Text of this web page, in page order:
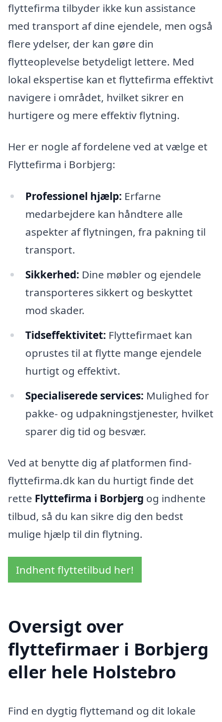
flyttefirma tilbyder ikke kun assistance
med transport af dine ejendele, men også
flere ydelser, der kan gøre din
flytteoplevelse betydeligt lettere. Med
lokal ekspertise kan et flyttefirma effektivt
navigere i området, hvilket sikrer en
hurtigere og mere effektiv flytning.
Her er nogle af fordelene ved at vælge et
Flyttefirma i Borbjerg:
Professionel hjælp: Erfarne
medarbejdere kan håndtere alle
aspekter af flytningen, fra pakning til
transport.
Sikkerhed: Dine møbler og ejendele
transporteres sikkert og beskyttet
mod skader.
Tidseffektivitet: Flyttefirmaet kan
oprustes til at flytte mange ejendele
hurtigt og effektivt.
Specialiserede services: Mulighed for
pakke- og udpakningstjenester, hvilket
sparer dig tid og besvær.
Ved at benytte dig af platformen find-
flyttefirma.dk kan du hurtigt finde det
rette Flyttefirma i Borbjerg og indhente
tilbud, så du kan sikre dig den bedst
mulige hjælp til din flytning.
Indhent flyttetilbud her!
Oversigt over
flyttefirmaer i Borbjerg
eller hele Holstebro
Find en dygtig flyttemand og dit lokale